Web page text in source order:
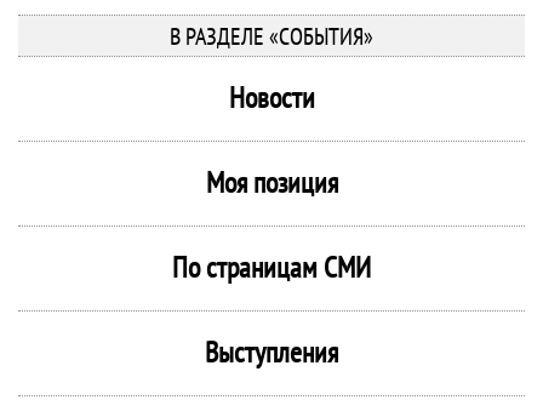
В РАЗДЕЛЕ «СОБЫТИЯ»
Новости
Моя позиция
По страницам СМИ
Выступления